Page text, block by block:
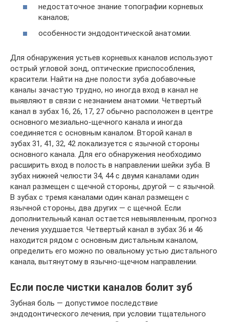
недостаточное знание топографии корневых
каналов;
особенности эндодонтической анатомии.
Для обнаружения устьев корневых каналов используют
острый угловой зонд, оптические приспособления,
красители. Найти на дне полости зуба добавочные
каналы зачастую трудно, но иногда вход в канал не
выявляют в связи с незнанием анатомии. Четвертый
канал в зубах 16, 26, 17, 27 обычно расположен в центре
основного мезиально-щечного канала и иногда
соединяется с основным каналом. Второй канал в
зубах 31, 41, 32, 42 локализуется с язычной стороны
основного канала. Для его обнаружения необходимо
расширить вход в полость в направлении шейки зуба. В
зубах нижней челюсти 34, 44 с двумя каналами один
канал размещен с щечной стороны, другой — с язычной.
В зубах с тремя каналами один канал размещен с
язычной стороны, два других — с щечной. Если
дополнительный канал остается невыявленным, прогноз
лечения ухудшается. Четвертый канал в зубах 36 и 46
находится рядом с основным дистальным каналом,
определить его можно по овальному устью дистального
канала, вытянутому в язычно-щечном направлении.
Если после чистки каналов болит зуб
Зубная боль — допустимое последствие
эндодонтического лечения, при условии тщательного